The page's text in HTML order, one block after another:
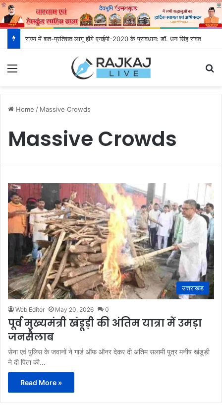
राज्य में शत-प्रतिशत लागू होंगे एनईपी-2020 के प्रावधानः डाॅ. धन सिंह रावत
Home / Massive Crowds
Massive Crowds
उत्तराखंड
Web Editor May 20, 2026 0
पूर्व मुख्यमंत्री खंडूड़ी की अंतिम यात्रा में उमड़ा
जनसैलाब
सेना एवं पुलिस के जवानों ने गार्ड ऑफ ऑनर देकर दी अंतिम सलामी पुत्र मनीष खंडूड़ी
ने दी पिता की…
Read More »